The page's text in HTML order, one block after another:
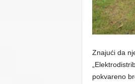
Znajući da
pokvareno